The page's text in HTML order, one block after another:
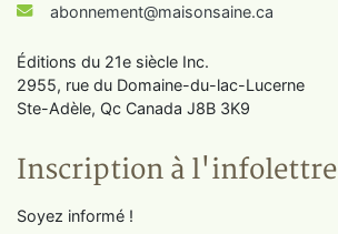
abonnement@maisonsaine.ca
Éditions du 21e siècle Inc.
2955, rue du Domaine-du-lac-Lucerne
Ste-Adèle, Qc Canada J8B 3K9
Inscription à l'infolettre
Soyez informé !